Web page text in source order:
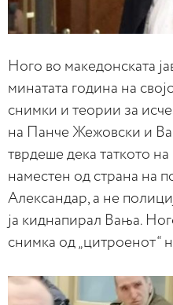
Ного во македонската
минатата година на
снимки и теории за
на Панче Жежовски и
тврдеше дека таткото
наместен од страна на
Александар, а не
ја киднапирал Вања.
снимка од „цитроенот“